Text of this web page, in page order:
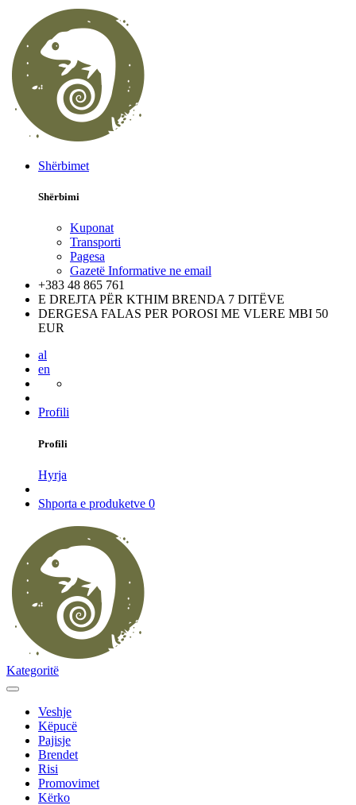
Shërbimet
Shërbimi
Kuponat
Transporti
Pagesa
Gazetë Informative ne email
+383 48 865 761
E DREJTA PËR KTHIM BRENDA 7 DITËVE
DERGESA FALAS PER POROSI ME VLERE MBI 50
EUR
al
en
Profili
Profili
Hyrja
Shporta e produketve 0
Kategoritë
Veshje
Këpucë
Pajisje
Brendet
Risi
Promovimet
Kërko